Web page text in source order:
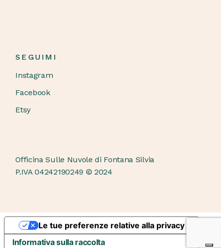
SEGUIMI
Instagram
Facebook
Etsy
Officina Sulle Nuvole di Fontana Silvia
P.IVA 04242190249 © 2024
Informativa sulla raccolta
Le tue preferenze relative alla privacy